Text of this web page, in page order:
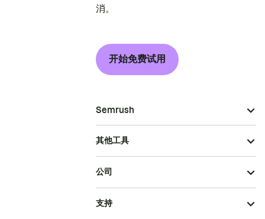
消。
开始免费试用
Semrush
其他工具
公司
支持